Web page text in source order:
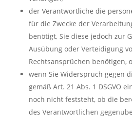
der Verantwortliche die
für die Zwecke der
benötigt, Sie diese jedoch zur
Ausübung oder Verteidigung
Rechtsansprüchen benötigen,
wenn Sie Widerspruch gegen
gemäß Art. 21 Abs. 1 DSGVO
noch nicht feststeht, ob die
des Verantwortlichen